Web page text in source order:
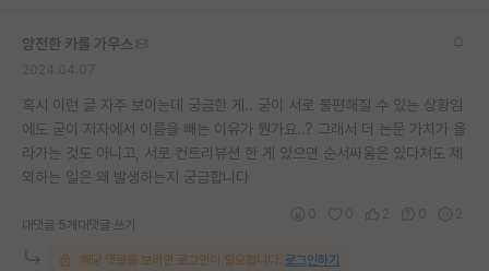
얌전한 카를 가우스
혹시 이런 글 자주 보이는데 궁금한 게.. 굳이 서로 불편해질 수 있는 상황임
에도 굳이 저자에서 이름을 빼는 이유가 뭔가요..? 그래서 더 논문 가치가 올
라가는 것도 아니고, 서로 컨트리뷰션 한 게 있으면 순서싸움은 있다쳐도 제
외하는 일은 왜 발생하는지 궁금합니다
대댓글 5개 대댓글 쓰기
해당 댓글을 보려면 로그인이 필요합니다. 로그인하기